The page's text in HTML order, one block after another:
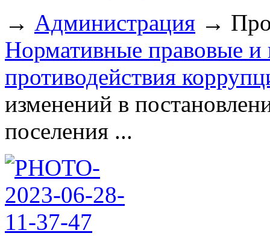
→ Администрация →
Нормативные правовые и
противодействия
изменений в
поселения ...